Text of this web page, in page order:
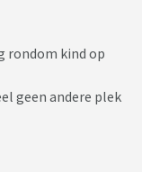
rondom kind op
geen andere plek